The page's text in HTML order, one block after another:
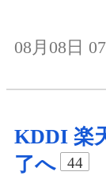
08月08日
KDDI 楽
了へ
44